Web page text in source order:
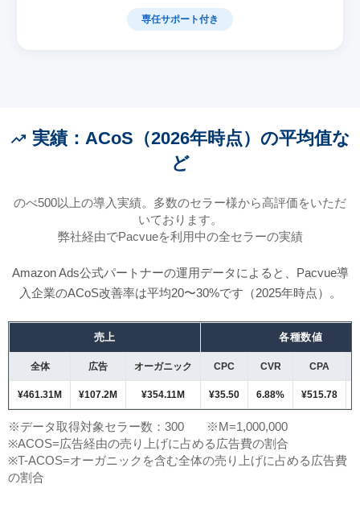
専任サポート付き
trending_up 実績：ACoS（2026年時点）の平均值な
ど
のべ500以上の導入実績。多数のセラー様から高評価をいただ
いております。
弊社経由でPacvueを利用中の全セラーの実績
Amazon Ads公式パートナーの運用データによると、Pacvue導
入企業のACoS改善率は平均20〜30%です（2025年時点）。
売上 各種数値
全体 広告 オーガニック CPC CVR CPA
¥461.31M ¥107.2M ¥354.11M ¥35.50 6.88% ¥515.78
※データ取得対象セラー数：300
※M=1,000,000
※ACOS=広告経由の売り上げに占める広告費の割合
※T-ACOS=オーガニックを含む全体の売り上げに占める広告費
の割合